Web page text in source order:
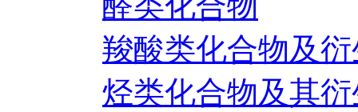
羧酸类化合物及
烃类化合物及其